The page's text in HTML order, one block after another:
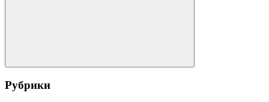
Поиск
Рубрики